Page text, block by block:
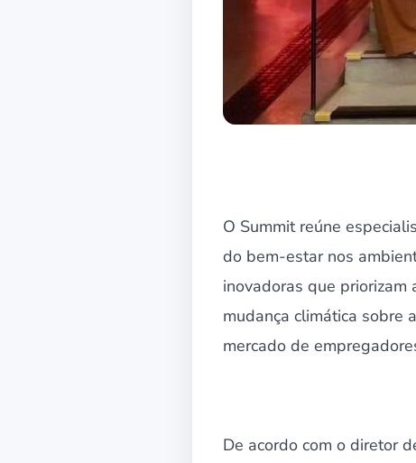
O Summit reúne
do bem-estar nos
inovadoras que priorizam
mudança climática sobre
mercado de
De acordo com o diretor